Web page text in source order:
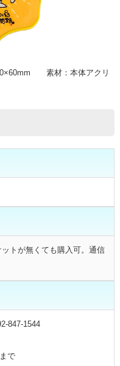
素材：本体アクリ
トが無くても購入可。通信
847-1544
で